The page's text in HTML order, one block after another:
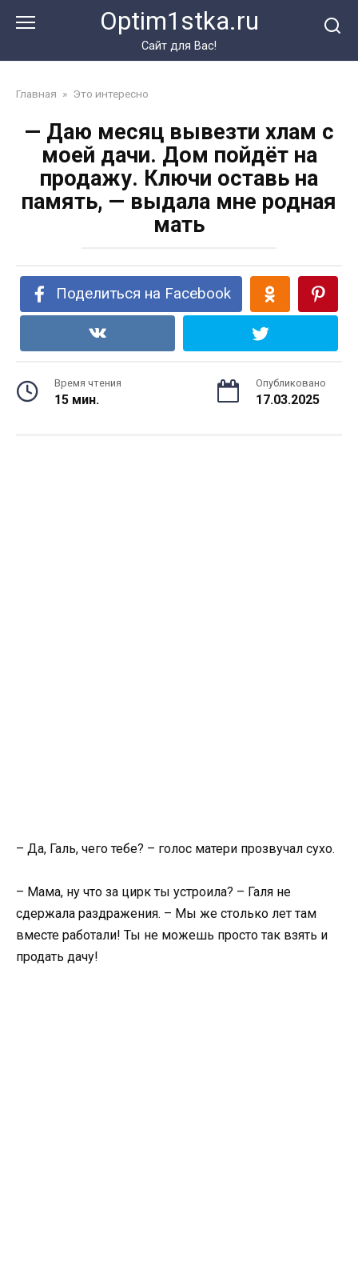
Optim1stka.ru
Сайт для Вас!
Главная » Это интересно
— Даю месяц вывезти хлам с
моей дачи. Дом пойдёт на
продажу. Ключи оставь на
память, — выдала мне родная
мать
Поделиться на Facebook
Время чтения
15 мин.
Опубликовано
17.03.2025
– Да, Галь, чего тебе? – голос матери прозвучал сухо.
– Мама, ну что за цирк ты устроила? – Галя не
сдержала раздражения. – Мы же столько лет там
вместе работали! Ты не можешь просто так взять и
продать дачу!